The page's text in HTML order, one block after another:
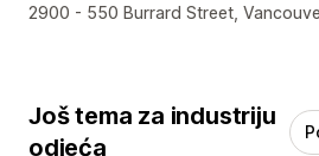
Podaci za kontakt dizajnera
2900 - 550 Burrard Street,
Još tema za industriju
odjeća